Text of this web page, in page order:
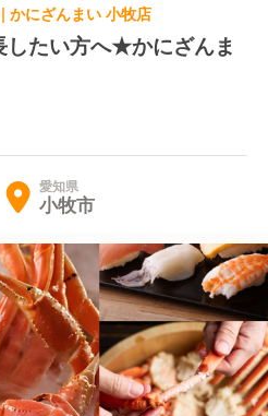
かにざんまい 小牧店
したい方へ★かにざんま
愛知県
小牧市